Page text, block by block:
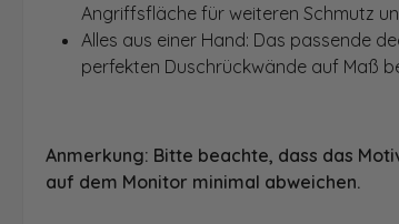
Angriffsfläche für weiteren Schmutz
Alles aus einer Hand: Das passende
perfekten Duschrückwände auf Maß
Anmerkung: Bitte beachte, dass das
auf dem Monitor minimal abweichen.